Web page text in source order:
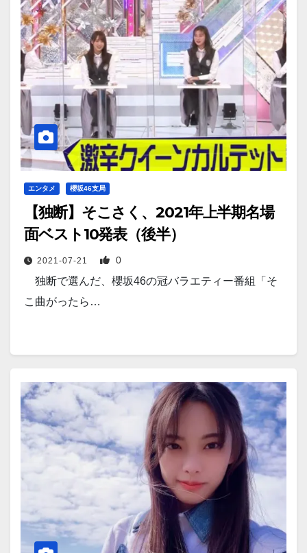
エンタメ 櫻坂46支局
【独断】そこさく、2021年上半期名場
面ベスト10発表（後半）
2021-07-21 0
独断で選んだ、櫻坂46の冠バラエティー番組「そ
こ曲がったら…